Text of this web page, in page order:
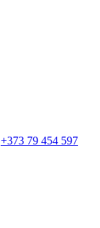
+373 79 454 597